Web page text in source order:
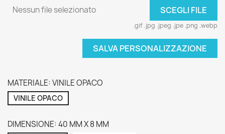
Nessun file selezionato SCEGLI FILE
.gif .jpg .jpeg .jpe .png .webp
SALVA PERSONALIZZAZIONE
MATERIALE: VINILE OPACO
VINILE OPACO
DIMENSIONE: 40 MM X 8 MM